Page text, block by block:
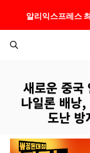
새로운 중국
나일론 배낭
도난 방
알리익스프레스